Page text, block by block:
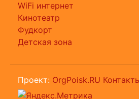
WiFi интернет
Кинотеатр
Фудкорт
Детская зона
Проект: OrgPoisk.RU